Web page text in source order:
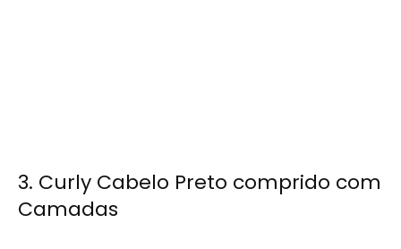
3. Curly Cabelo Preto comprido com
Camadas